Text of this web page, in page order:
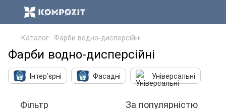
Каталог Фарби водно-дисперсійні
Фарби водно-дисперсійні
Інтер’єрні Фасадні Універсальні
Фільтр За популярністю